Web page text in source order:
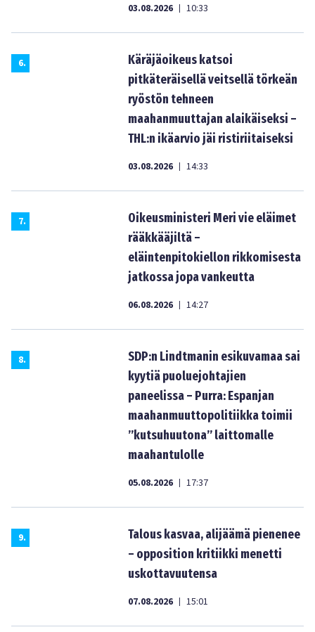
03.08.2026 | 10:33
6.
Käräjäoikeus katsoi
pitkäteräisellä veitsellä törkeän
ryöstön tehneen
maahanmuuttajan alaikäiseksi –
THL:n ikäarvio jäi ristiriitaiseksi
03.08.2026 | 14:33
7.
Oikeusministeri Meri vie eläimet
rääkkääjiltä –
eläintenpitokiellon rikkomisesta
jatkossa jopa vankeutta
06.08.2026 | 14:27
8.
SDP:n Lindtmanin esikuvamaa sai
kyytiä puoluejohtajien
paneelissa – Purra: Espanjan
maahanmuuttopolitiikka toimii
”kutsuhuutona” laittomalle
maahantulolle
05.08.2026 | 17:37
9.
Talous kasvaa, alijäämä pienenee
– opposition kritiikki menetti
uskottavuutensa
07.08.2026 | 15:01